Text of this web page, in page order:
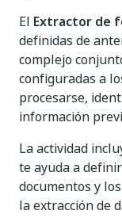
El Extractor de
definidas de
complejo
configuradas a
procesarse,
información
La actividad
te ayuda a
documentos y
la extracción de